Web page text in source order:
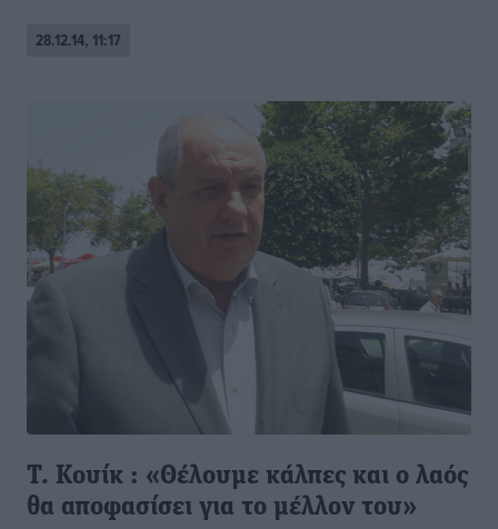
28.12.14, 11:17
Τ. Κουίκ : «Θέλουμε κάλπες και ο λαός
θα αποφασίσει για το μέλλον του»